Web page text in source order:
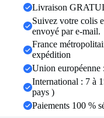
amulette
égyptienne
inoxydable
Livraison
Suivez votre colis
envoyé par e-mail.
France
expédition
Union européenne
International : 7 à
pays )
Paiements 100 %